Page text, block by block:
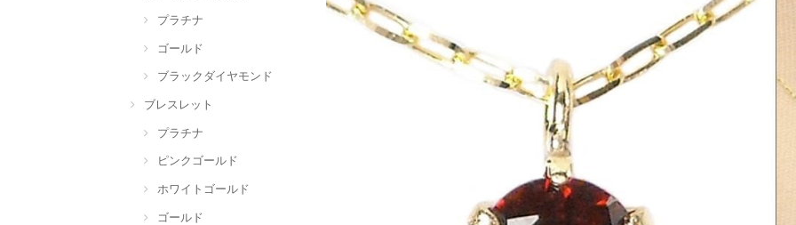
プラチナ
ゴールド
ブラックダイヤモンド
ブレスレット
プラチナ
ピンクゴールド
ホワイトゴールド
ゴールド